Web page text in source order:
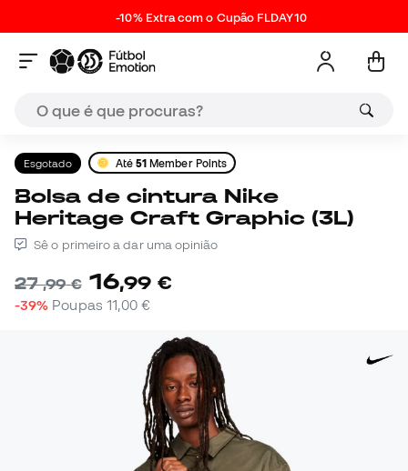
-10% Extra com o Cupão FLDAY10
Esgotado Até 51 Member Points
Bolsa de cintura Nike
Heritage Craft Graphic (3L)
Sê o primeiro a dar uma opinião
27,99 € 16,99 €
-39% Poupas 11,00 €